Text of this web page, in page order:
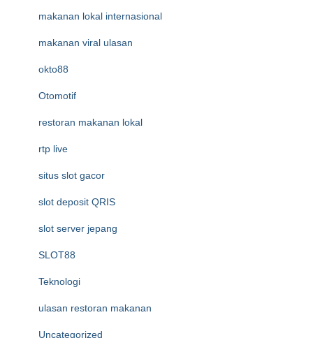
makanan lokal internasional
makanan viral ulasan
okto88
Otomotif
restoran makanan lokal
rtp live
situs slot gacor
slot deposit QRIS
slot server jepang
SLOT88
Teknologi
ulasan restoran makanan
Uncategorized